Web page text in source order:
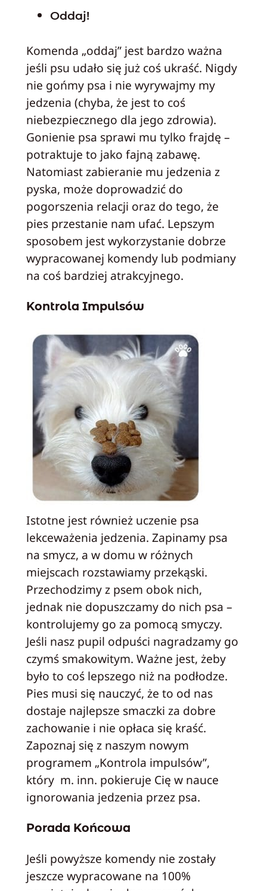
Oddaj!
Komenda „oddaj” jest bardzo ważna
jeśli psu udało się już coś ukraść. Nigdy
nie gońmy psa i nie wyrywajmy my
jedzenia (chyba, że jest to coś
niebezpiecznego dla jego zdrowia).
Gonienie psa sprawi mu tylko frajdę –
potraktuje to jako fajną zabawę.
Natomiast zabieranie mu jedzenia z
pyska, może doprowadzić do
pogorszenia relacji oraz do tego, że
pies przestanie nam ufać. Lepszym
sposobem jest wykorzystanie dobrze
wypracowanej komendy lub podmiany
na coś bardziej atrakcyjnego.
Kontrola Impulsów
Istotne jest również uczenie psa
lekceważenia jedzenia. Zapinamy psa
na smycz, a w domu w różnych
miejscach rozstawiamy przekąski.
Przechodzimy z psem obok nich,
jednak nie dopuszczamy do nich psa –
kontrolujemy go za pomocą smyczy.
Jeśli nasz pupil odpuści nagradzamy go
czymś smakowitym. Ważne jest, żeby
było to coś lepszego niż na podłodze.
Pies musi się nauczyć, że to od nas
dostaje najlepsze smaczki za dobre
zachowanie i nie opłaca się kraść.
Zapoznaj się z naszym nowym
programem „Kontrola impulsów”,
który m. inn. pokieruje Cię w nauce
ignorowania jedzenia przez psa.
Porada Końcowa
Jeśli powyższe komendy nie zostały
jeszcze wypracowane na 100%